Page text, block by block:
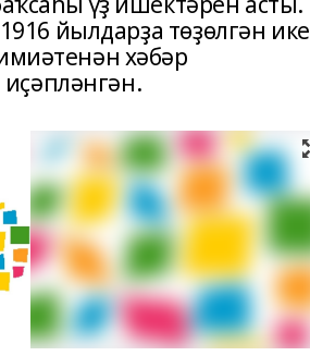
йылдарҙа төҙөлгән ике
хәбәр